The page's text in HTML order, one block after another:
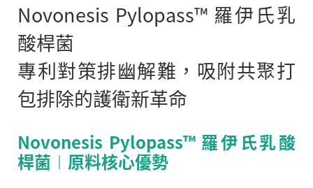
Novonesis Pylopass™ 羅伊氏乳
酸桿菌
專利對策排幽解難，吸附共聚打
包排除的護衛新革命
Novonesis Pylopass™ 羅伊氏乳酸
桿菌︱原料核心優勢